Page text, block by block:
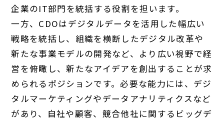
企業のIT部門を統括する役割を担います。
一方、CDOはデジタルデータを活用した幅広い
戦略を統括し、組織を横断したデジタル改革や
新たな事業モデルの開発など、より広い視野で経
営を俯瞰し、新たなアイデアを創出することが求
められるポジションです。必要な能力には、デジ
タルマーケティングやデータアナリティクスなど
があり、自社や顧客、競合他社に関するビッグデ